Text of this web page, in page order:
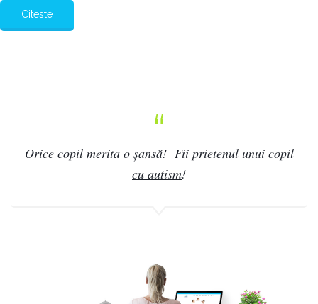
Citeste
Orice copil merita o șansă! Fii prietenul unui copil
cu autism!